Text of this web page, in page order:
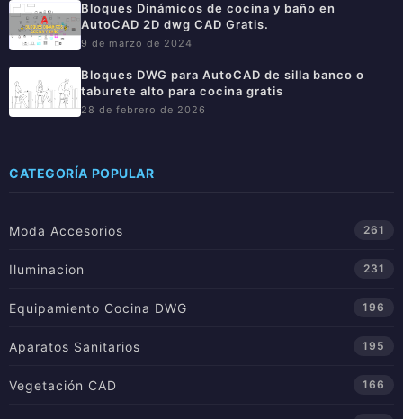
Bloques Dinámicos de cocina y baño en
AutoCAD 2D dwg CAD Gratis.
9 de marzo de 2024
Bloques DWG para AutoCAD de silla banco o
taburete alto para cocina gratis
28 de febrero de 2026
CATEGORÍA POPULAR
Moda Accesorios 261
Iluminacion 231
Equipamiento Cocina DWG 196
Aparatos Sanitarios 195
Vegetación CAD 166